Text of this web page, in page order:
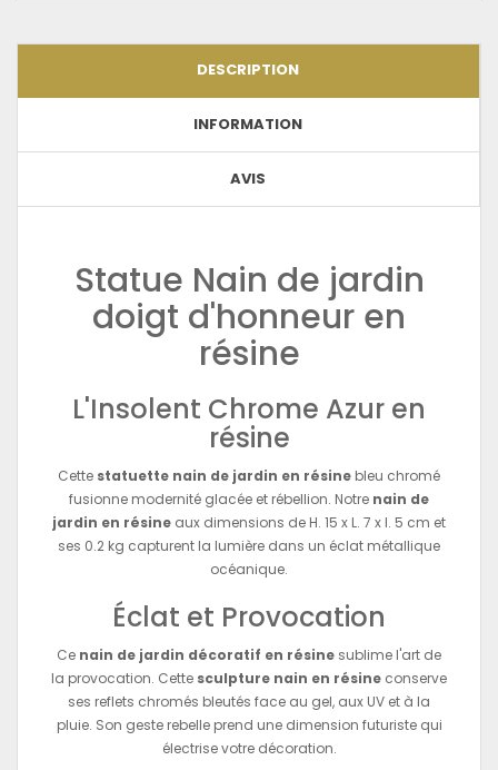
DESCRIPTION
INFORMATION
AVIS
Statue Nain de jardin
doigt d'honneur en
résine
L'Insolent Chrome Azur en
résine
Cette statuette nain de jardin en résine bleu chromé
fusionne modernité glacée et rébellion. Notre nain de
jardin en résine aux dimensions de H. 15 x L. 7 x l. 5 cm et
ses 0.2 kg capturent la lumière dans un éclat métallique
océanique.
Éclat et Provocation
Ce nain de jardin décoratif en résine sublime l'art de
la provocation. Cette sculpture nain en résine conserve
ses reflets chromés bleutés face au gel, aux UV et à la
pluie. Son geste rebelle prend une dimension futuriste qui
électrise votre décoration.